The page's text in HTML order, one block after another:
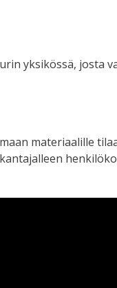
yksikössä, josta
materiaalille